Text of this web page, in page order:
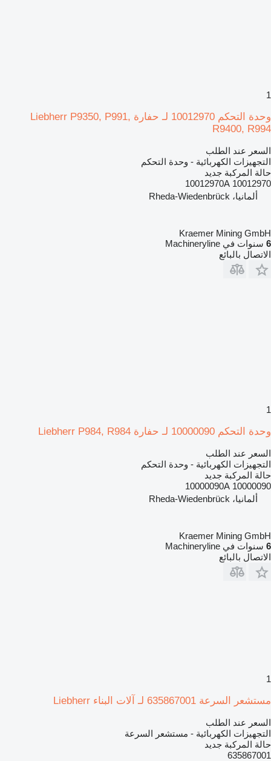
1
وحدة التحكم 10012970 لـ حفارة Liebherr P9350, P991,
R9400, R994
السعر عند الطلب
التجهيزات الكهربائية - وحدة التحكم
حالة المركبة جديد
10012970 10012970A
ألمانيا، Rheda-Wiedenbrück
Kraemer Mining GmbH
6 سنوات في Machineryline
الاتصال بالبائع
1
وحدة التحكم 10000090 لـ حفارة Liebherr P984, R984
السعر عند الطلب
التجهيزات الكهربائية - وحدة التحكم
حالة المركبة جديد
10000090 10000090A
ألمانيا، Rheda-Wiedenbrück
Kraemer Mining GmbH
6 سنوات في Machineryline
الاتصال بالبائع
1
مستشعر السرعة 635867001 لـ آلات البناء Liebherr
السعر عند الطلب
التجهيزات الكهربائية - مستشعر السرعة
حالة المركبة جديد
635867001